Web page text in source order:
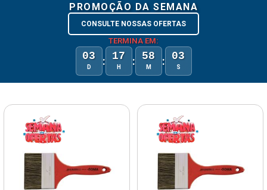
PROMOÇÃO DA SEMANA
CONSULTE NOSSAS OFERTAS
TERMINA EM:
03
D : 17
H : 58
M : 03
S